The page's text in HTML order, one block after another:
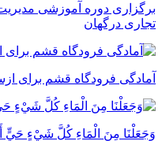
برگزاری دوره آموزشی
تجاری درگهان
آمادگی فرودگاه قشم برای
وَجَعَلْنَا مِنَ الْمَاءِ كُلَّ شَيْءٍ حَيٍّ